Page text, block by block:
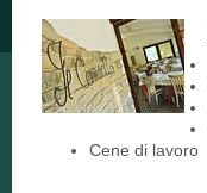
Cene di lavoro